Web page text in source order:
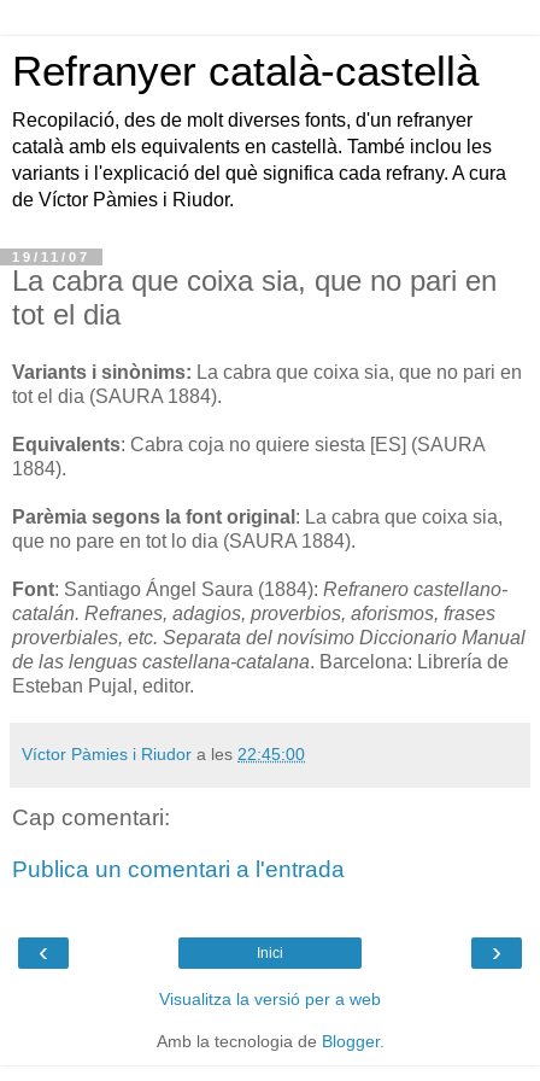
Refranyer català-castellà
Recopilació, des de molt diverses fonts, d'un refranyer
català amb els equivalents en castellà. També inclou les
variants i l'explicació del què significa cada refrany. A cura
de Víctor Pàmies i Riudor.
19/11/07
La cabra que coixa sia, que no pari en
tot el dia
Variants i sinònims: La cabra que coixa sia, que no pari en
tot el dia (SAURA 1884).
Equivalents: Cabra coja no quiere siesta [ES] (SAURA
1884).
Parèmia segons la font original : La cabra que coixa sia,
que no pare en tot lo dia (SAURA 1884).
Font: Santiago Ángel Saura (1884): Refranero castellano-
catalán. Refranes, adagios, proverbios, aforismos, frases
proverbiales, etc. Separata del novísimo Diccionario Manual
de las lenguas castellana-catalana. Barcelona: Librería de
Esteban Pujal, editor.
Víctor Pàmies i Riudor a les 22:45:00
Cap comentari:
Publica un comentari a l'entrada
‹ ›
Inici
Visualitza la versió per a web
Amb la tecnologia de Blogger.